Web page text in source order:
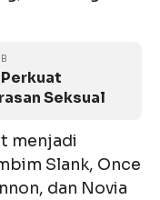
Seksual
menjadi
Slank, Once
dan Novia